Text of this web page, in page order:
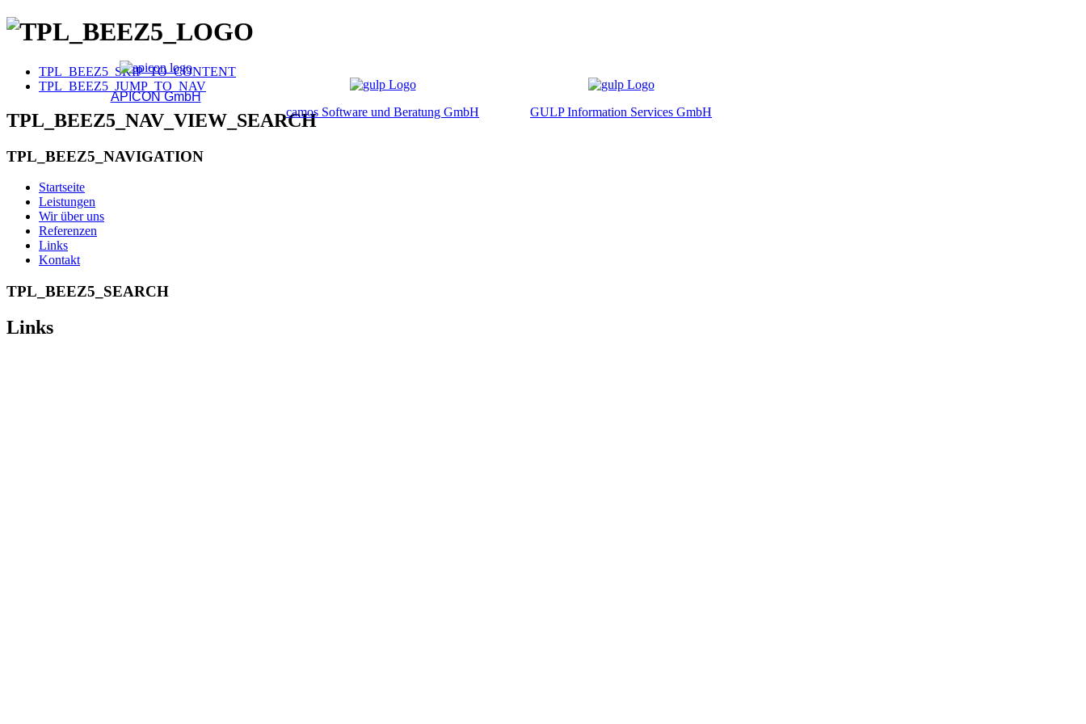
TPL_BEEZ5_SKIP_TO_CONTENT
TPL_BEEZ5_JUMP_TO_NAV
TPL_BEEZ5_NAV_VIEW_SEARCH
TPL_BEEZ5_NAVIGATION
Startseite
Leistungen
Wir über uns
Referenzen
Links
Kontakt
TPL_BEEZ5_SEARCH
Links
APICON GmbH
camos Software und Beratung GmbH
GULP Information Services GmbH